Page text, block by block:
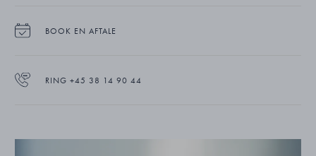
BOOK EN AFTALE
RING +45 38 14 90 44